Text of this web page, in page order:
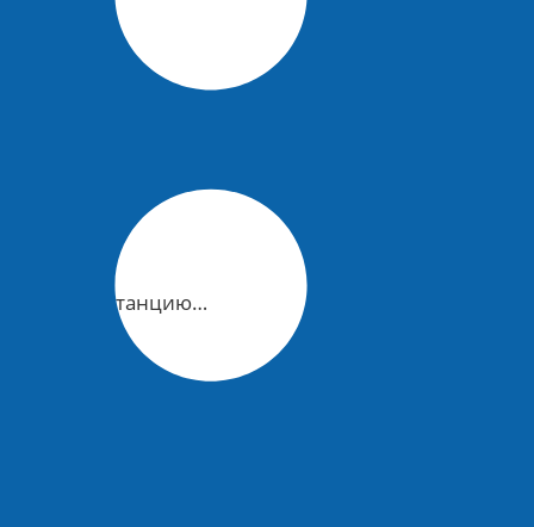
атаку ВСУ на
под Анапой
газовую станцию…
пятого этапа